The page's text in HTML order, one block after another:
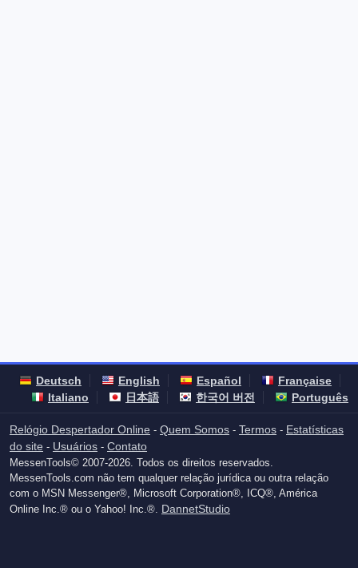
Deutsch English Español
Française
Italiano
日本語 한국어 버전 Português
Relógio Despertador Online - Quem Somos - Termos - Estatísticas
do site - Usuários - Contato
MessenTools© 2007-2026. Todos os direitos reservados.
MessenTools.com não tem qualquer relação jurídica ou outra relação
com o MSN Messenger®, Microsoft Corporation®, ICQ®, América
Online Inc.® ou o Yahoo! Inc.®. DannetStudio